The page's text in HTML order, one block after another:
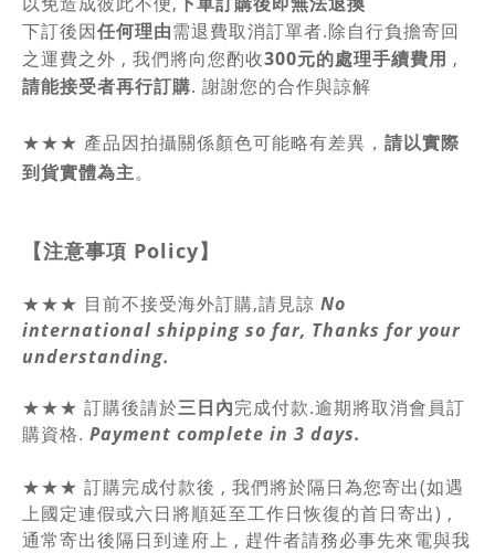
下訂後因任何理由需退費取消訂單者.除自行負擔寄回
之運費之外 , 我們將向您酌收300元的處理手續費用 ,
請能接受者再行訂購. 謝謝您的合作與諒解
★★★ 產品因拍攝關係顏色可能略有差異， 請以實際
到貨實體為主。
【注意事項 Policy】
★★★ 目前不接受海外訂購,請見諒 No
international shipping so far, Thanks for your
understanding.
★★★ 訂購後請於三日內完成付款.逾期將取消會員訂
購資格. Payment complete in 3 days.
★★★ 訂購完成付款後 , 我們將於隔日為您寄出(如遇
上國定連假或六日將順延至工作日恢復的首日寄出) ,
通常寄出後隔日到達府上 , 趕件者請務必事先來電與我